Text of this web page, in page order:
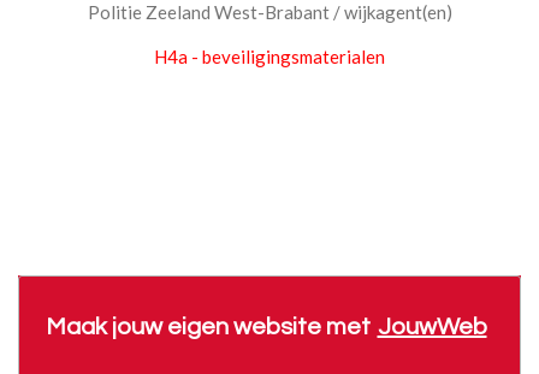
Politie Zeeland West-Brabant / wijkagent(en)
H4a - beveiligingsmaterialen
Maak jouw eigen website met JouwWeb